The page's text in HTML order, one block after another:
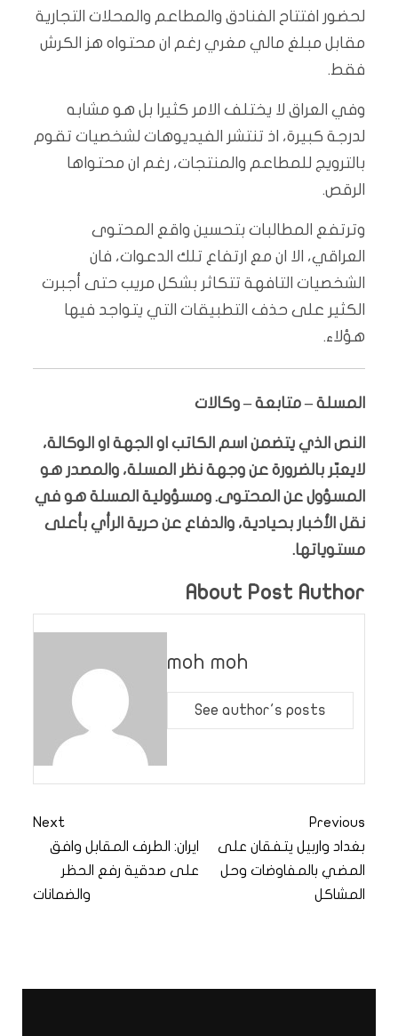
لحضور افتتاح الفنادق والمطاعم والمحلات التجارية
مقابل مبلغ مالي مغري رغم ان محتواه هز الكرش
فقط.
وفي العراق لا يختلف الامر كثيرا بل هو مشابه
لدرجة كبيرة، اذ تنتشر الفيديوهات لشخصيات تقوم
بالترويج للمطاعم والمنتجات، رغم ان محتواها
الرقص.
وترتفع المطالبات بتحسين واقع المحتوى
العراقي، الا ان مع ارتفاع تلك الدعوات، فان
الشخصيات التافهة تتكاثر بشكل مريب حتى أجبرت
الكثير على حذف التطبيقات التي يتواجد فيها
هؤلاء.
المسلة – متابعة – وكالات
النص الذي يتضمن اسم الكاتب او الجهة او الوكالة،
لايعبّر بالضرورة عن وجهة نظر المسلة، والمصدر هو
المسؤول عن المحتوى. ومسؤولية المسلة هو في
نقل الأخبار بحيادية، والدفاع عن حرية الرأي بأعلى
مستوياتها.
About Post Author
moh moh
See author's posts
Previous
بغداد واربيل يتفقان على
المضي بالمفاوضات وحل
المشاكل
Next
ايران: الطرف المقابل وافق
على صدقية رفع الحظر
والضمانات